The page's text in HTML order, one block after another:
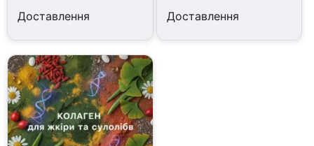
Доставлення Доставлення